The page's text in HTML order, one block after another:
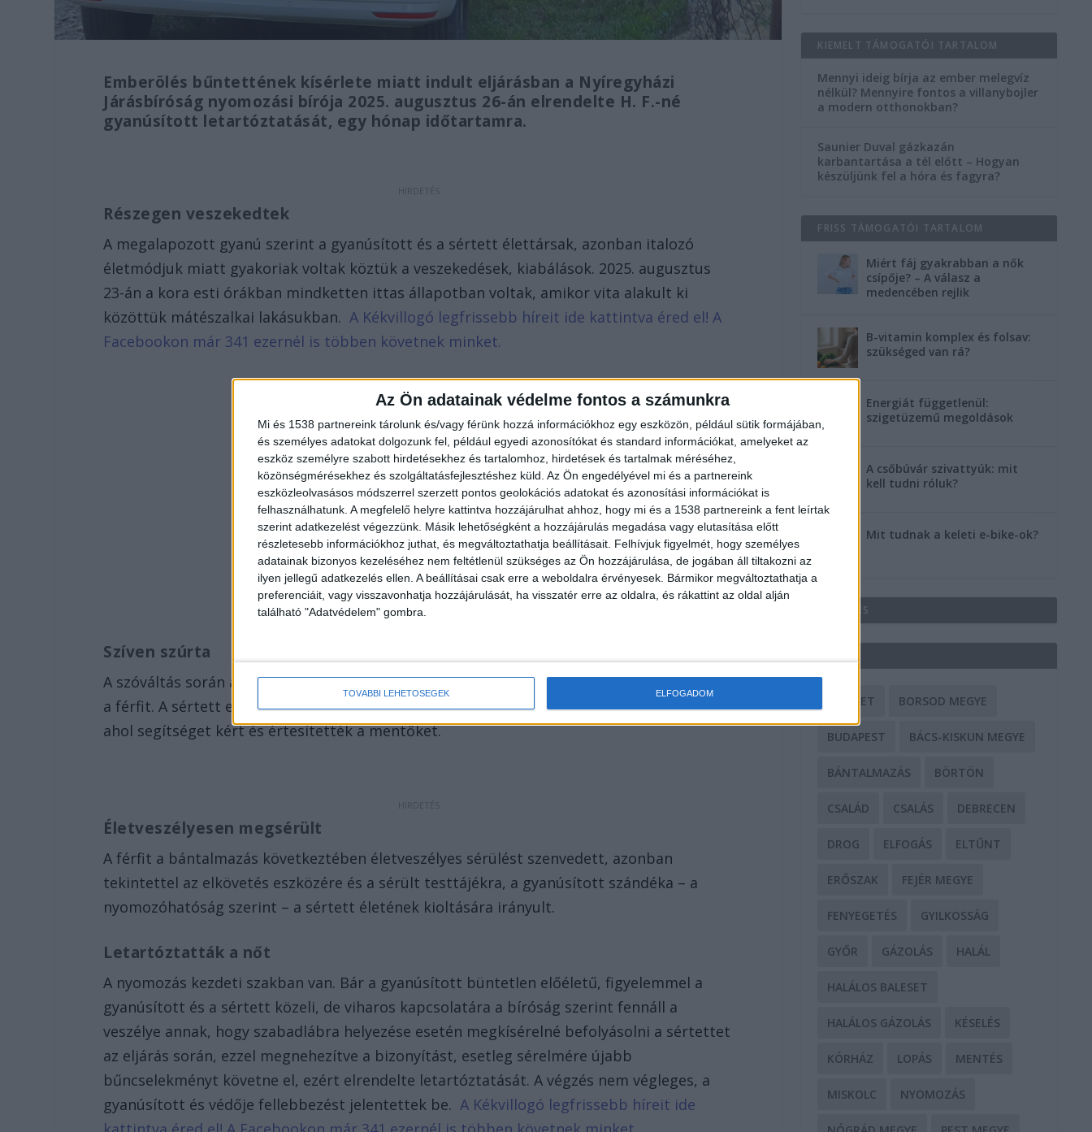
Az Ön adatainak védelme fontos a számunkra
Mi és 1538 partnereink tárolunk és/vagy férünk hozzá információkhoz egy eszközön, például sütik formájában,
és személyes adatokat dolgozunk fel, például egyedi azonosítókat és standard információkat, amelyeket az
eszköz személyre szabott hirdetésekhez és tartalomhoz, hirdetések és tartalmak méréséhez,
közönségmérésekhez és szolgáltatásfejlesztéshez küld. Az Ön engedélyével mi és a partnereink
eszközleolvasásos módszerrel szerzett pontos geolokációs adatokat és azonosítási információkat is
felhasználhatunk. A megfelelő helyre kattintva hozzájárulhat ahhoz, hogy mi és a 1538 partnereink a fent leírtak
szerint adatkezelést végezzünk. Másik lehetőségként a hozzájárulás megadása vagy elutasítása előtt
részletesebb információkhoz juthat, és megváltoztathatja beállításait. Felhívjuk figyelmét, hogy személyes
adatainak bizonyos kezeléséhez nem feltétlenül szükséges az Ön hozzájárulása, de jogában áll tiltakozni az
ilyen jellegű adatkezelés ellen. A beállításai csak erre a weboldalra érvényesek. Bármikor megváltoztathatja a
preferenciáit, vagy visszavonhatja hozzájárulását, ha visszatér erre az oldalra, és rákattint az oldal alján
található "Adatvédelem" gombra.
TOVÁBBI LEHETŐSÉGEK ELFOGADOM
Emberölés bűntettének kísérlete miatt indult eljárásban a Nyíregyházi
Járásbíróság nyomozási bírója 2025. augusztus 26-án elrendelte H. F.-né
gyanúsított letartóztatását, egy hónap időtartamra.
Részegen veszekedtek
A megalapozott gyanú szerint a gyanúsított és a sértett élettársak, azonban italozó
életmódjuk miatt gyakoriak voltak köztük a veszekedések, kiabálások. 2025. augusztus
23-án a kora esti órákban mindketten ittas állapotban voltak, amikor vita alakult ki
közöttük mátészalkai lakásukban.A Kékvillogó legfrissebb híreit ide kattintva éred el! A
Facebookon már 341 ezernél is többen követnek minket.
Szíven szúrta
A szóváltás során a nyugdíjas korú asszony egy konyhakéssel a bal mellkasán megszúrta
a férfit. A sértett ezt követően elvette a kést az asszonytól, majd átment a szomszédba,
ahol segítséget kért és értesítették a mentőket.
Életveszélyesen megsérült
A férfit a bántalmazás következtében életveszélyes sérülést szenvedett, azonban
tekintettel az elkövetés eszközére és a sérült testtájékra, a gyanúsított szándéka – a
nyomozóhatóság szerint – a sértett életének kioltására irányult.
Letartóztatták a nőt
A nyomozás kezdeti szakban van. Bár a gyanúsított büntetlen előéletű, figyelemmel a
gyanúsított és a sértett közeli, de viharos kapcsolatára a bíróság szerint fennáll a
veszélye annak, hogy szabadlábra helyezése esetén megkísérelné befolyásolni a sértettet
az eljárás során, ezzel megnehezítve a bizonyítást, esetleg sérelmére újabb
bűncselekményt követne el, ezért elrendelte letartóztatását. A végzés nem végleges, a
gyanúsított és védője fellebbezést jelentettek be. A Kékvillogó legfrissebb híreit ide
KIEMELT TÁMOGATÓI TARTALOM
Mennyi ideig bírja az ember melegvíz
nélkül? Mennyire fontos a villanybojler
a modern otthonokban?
Saunier Duval gázkazán
karbantartása a tél előtt – Hogyan
készüljünk fel a hóra és fagyra?
FRISS TÁMOGATÓI TARTALOM
Miért fáj gyakrabban a nők
csípője? – A válasz a
medencében rejlik
B-vitamin komplex és folsav:
szükséged van rá?
Energiát függetlenül:
szigetüzemű megoldások
A csőbúvár szivattyúk: mit
kell tudni róluk?
Mit tudnak a keleti e-bike-ok?
HIRDETÉS
BALESET BORSOD MEGYE
BUDAPEST BÁCS-KISKUN MEGYE
BÁNTALMAZÁS BÖRTÖN
CSALÁD CSALÁS DEBRECEN
DROG ELFOGÁS ELTŰNT
ERŐSZAK FEJÉR MEGYE
FENYEGETÉS GYILKOSSÁG
GYŐR GÁZOLÁS HALÁL
HALÁLOS BALESET
HALÁLOS GÁZOLÁS KÉSELÉS
KÓRHÁZ LOPÁS MENTÉS
MISKOLC NYOMOZÁS